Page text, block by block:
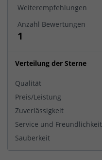
Weiterempfehlungen
Anzahl Bewertungen
1
Verteilung der Sterne
Qualität
Preis/Leistung
Zuverlässigkeit
Service und Freundlichkeit
Sauberkeit